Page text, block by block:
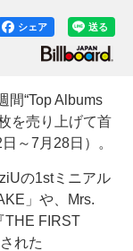
送る
シェア
“Top Albums
を売り上げて首
～7月28日）。
の1stミニアル
」や、Mrs.
THE FIRST
れた